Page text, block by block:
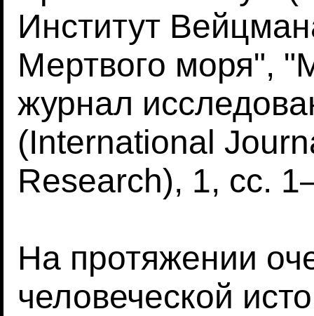
Институт
Мертвого моря",
журнал
(International
Research), 1, сс.
На протяжении
человеческой